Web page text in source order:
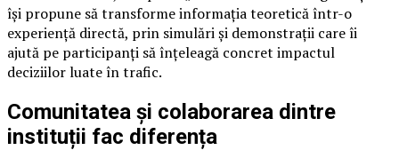
își propune să transforme informația teoretică într-o
experiență directă, prin simulări și demonstrații care îi
ajută pe participanți să înțeleagă concret impactul
deciziilor luate în trafic.
Comunitatea și colaborarea dintre
instituții fac diferența